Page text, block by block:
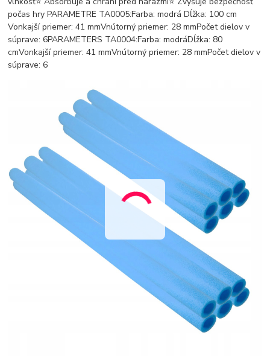
počas hry PARAMETRE TA0005:Farba: modrá Dĺžka: 100 cm
Vonkajší priemer: 41 mmVnútorný priemer: 28 mmPočet dielov v
súprave: 6PARAMETERS TA0004:Farba: modráDĺžka: 80
cmVonkajší priemer: 41 mmVnútorný priemer: 28 mmPočet dielov v
súprave: 6